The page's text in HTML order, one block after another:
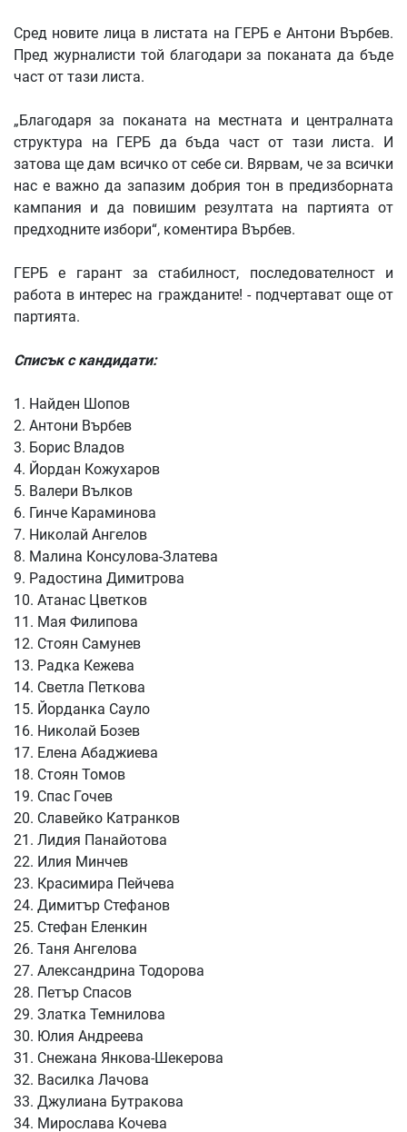
Сред новите лица в листата на ГЕРБ е Антони Върбев.
Пред журналисти той благодари за поканата да бъде
част от тази листа.
„Благодаря за поканата на местната и централната
структура на ГЕРБ да бъда част от тази листа. И
затова ще дам всичко от себе си. Вярвам, че за всички
нас е важно да запазим добрия тон в предизборната
кампания и да повишим резултата на партията от
предходните избори“, коментира Върбев.
ГЕРБ е гарант за стабилност, последователност и
работа в интерес на гражданите! - подчертават още от
партията.
Списък с кандидати:
1. Найден Шопов
2. Антони Върбев
3. Борис Владов
4. Йордан Кожухаров
5. Валери Вълков
6. Гинче Караминова
7. Николай Ангелов
8. Малина Консулова-Златева
9. Радостина Димитрова
10. Атанас Цветков
11. Мая Филипова
12. Стоян Самунев
13. Радка Кежева
14. Светла Петкова
15. Йорданка Сауло
16. Николай Бозев
17. Елена Абаджиева
18. Стоян Томов
19. Спас Гочев
20. Славейко Катранков
21. Лидия Панайотова
22. Илия Минчев
23. Красимира Пейчева
24. Димитър Стефанов
25. Стефан Еленкин
26. Таня Ангелова
27. Александрина Тодорова
28. Петър Спасов
29. Златка Темнилова
30. Юлия Андреева
31. Снежана Янкова-Шекерова
32. Василка Лачова
33. Джулиана Бутракова
34. Мирослава Кочева